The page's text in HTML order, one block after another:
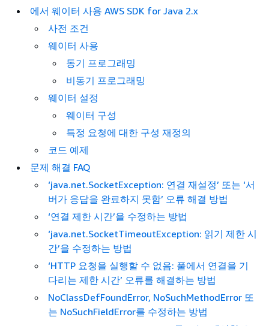
에서 웨이터 사용 AWS SDK for Java 2.x
사전 조건
웨이터 사용
동기 프로그래밍
비동기 프로그래밍
웨이터 설정
웨이터 구성
특정 요청에 대한 구성 재정의
코드 예제
문제 해결 FAQ
‘java.net.SocketException: 연결 재설정’ 또는 ‘서
버가 응답을 완료하지 못함’ 오류 해결 방법
‘연결 제한 시간’을 수정하는 방법
‘java.net.SocketTimeoutException: 읽기 제한 시
간’을 수정하는 방법
‘HTTP 요청을 실행할 수 없음: 풀에서 연결을 기
다리는 제한 시간’ 오류를 해결하는 방법
NoClassDefFoundError, NoSuchMethodError 또
는 NoSuchFieldError를 수정하는 방법